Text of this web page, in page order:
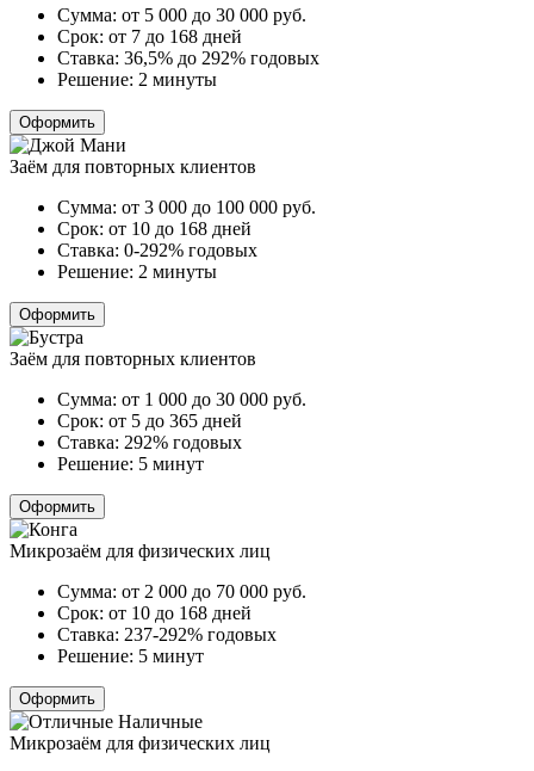
Сумма: от 5 000 до 30 000 руб.
Срок: от 7 до 168 дней
Ставка: 36,5% до 292% годовых
Решение: 2 минуты
Оформить
Заём для повторных клиентов
Сумма: от 3 000 до 100 000 руб.
Срок: от 10 до 168 дней
Ставка: 0-292% годовых
Решение: 2 минуты
Оформить
Заём для повторных клиентов
Сумма: от 1 000 до 30 000 руб.
Срок: от 5 до 365 дней
Ставка: 292% годовых
Решение: 5 минут
Оформить
Микрозаём для физических лиц
Сумма: от 2 000 до 70 000 руб.
Срок: от 10 до 168 дней
Ставка: 237-292% годовых
Решение: 5 минут
Оформить
Микрозаём для физических лиц